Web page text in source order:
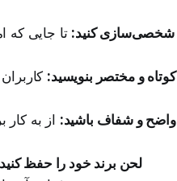
شخصی‌سازی کنید: تا جایی که
کوتاه و مختصر بنویسید:
واضح و شفاف باشید: از به
لحن برند خود را حفظ